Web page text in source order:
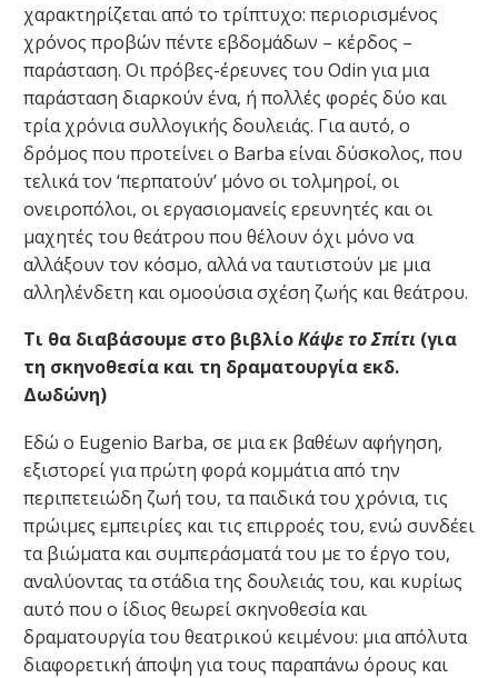
χαρακτηρίζεται από το τρίπτυχο: περιορισμένος
χρόνος προβών πέντε εβδομάδων – κέρδος –
παράσταση. Οι πρόβες-έρευνες του Odin για μια
παράσταση διαρκούν ένα, ή πολλές φορές δύο και
τρία χρόνια συλλογικής δουλειάς. Για αυτό, ο
δρόμος που προτείνει ο Barba είναι δύσκολος, που
τελικά τον ‘περπατούν’ μόνο οι τολμηροί, οι
ονειροπόλοι, οι εργασιομανείς ερευνητές και οι
μαχητές του θεάτρου που θέλουν όχι μόνο να
αλλάξουν τον κόσμο, αλλά να ταυτιστούν με μια
αλληλένδετη και ομοούσια σχέση ζωής και θεάτρου.
Τι θα διαβάσουμε στο βιβλίοΚάψε το Σπίτι (για
τη σκηνοθεσία και τη δραματουργία εκδ.
Δωδώνη)
Εδώ ο Eugenio Barba, σε μια εκ βαθέων αφήγηση,
εξιστορεί για πρώτη φορά κομμάτια από την
περιπετειώδη ζωή του, τα παιδικά του χρόνια, τις
πρώιμες εμπειρίες και τις επιρροές του, ενώ συνδέει
τα βιώματα και συμπεράσματά του με το έργο του,
αναλύοντας τα στάδια της δουλειάς του, και κυρίως
αυτό που ο ίδιος θεωρεί σκηνοθεσία και
δραματουργία του θεατρικού κειμένου: μια απόλυτα
διαφορετική άποψη για τους παραπάνω όρους και